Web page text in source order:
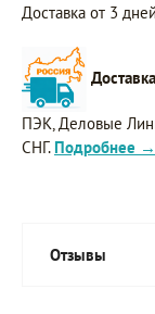
Доставка от 3
ПЭК, Деловые
СНГ. Подробнее →
Отзывы